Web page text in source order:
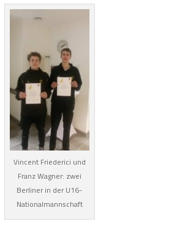
Vincent Friederici und
Franz Wagner: zwei
Berliner in der U16-
Nationalmannschaft